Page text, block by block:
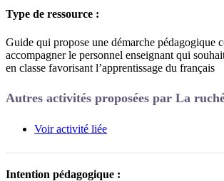
Type de ressource :
Guide qui propose une démarche pédagogique
accompagner le personnel enseignant qui
en classe favorisant l’apprentissage du français
Autres activités proposées par La
Voir activité liée
Intention pédagogique :